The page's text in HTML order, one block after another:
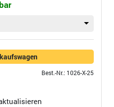
Best.-Nr.: 1026-X-25